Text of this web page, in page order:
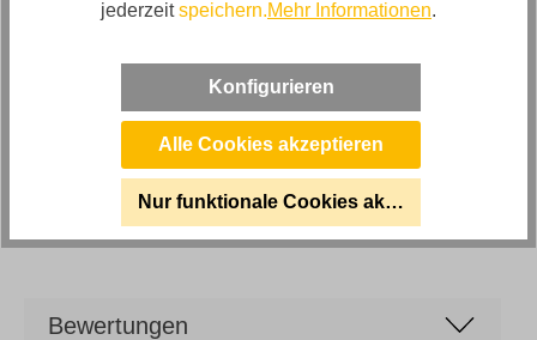
Erweiterbarer Esstisch Ceramico Quadro
Artikelabmessungen
breite ca. 160cm; Tiefe ca. 90cm; Höhe ca. 76cm
Artikelfunktionen
Bewertungen
jederzeitspeichern.Mehr Informationen.
Konfigurieren
Alle Cookies akzeptieren
Nur funktionale Cookies akzeptieren